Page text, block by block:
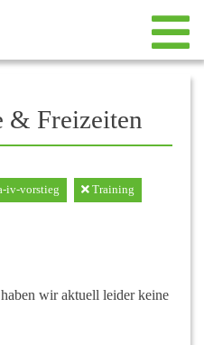
& Freizeiten
iv-vorstieg Training
wir aktuell leider keine